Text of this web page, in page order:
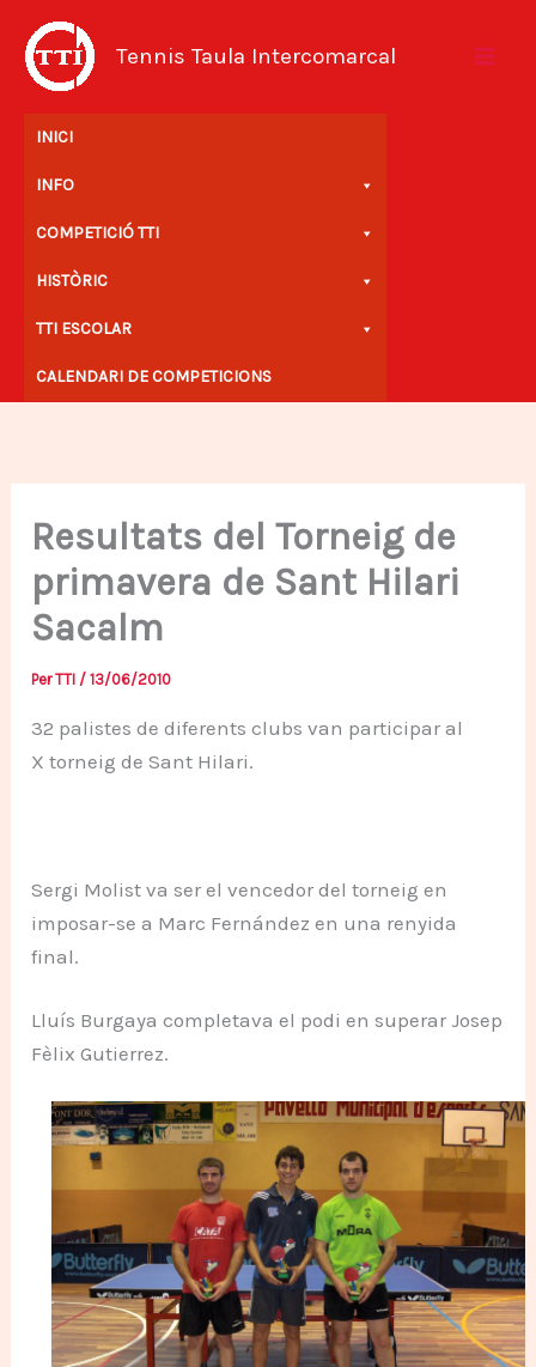
contingut
Tennis Taula Intercomarcal
INICI
INFO
COMPETICIÓ TTI
HISTÒRIC
TTI ESCOLAR
CALENDARI DE COMPETICIONS
Resultats del Torneig de
primavera de Sant Hilari
Sacalm
Per TTI /13/06/2010
32 palistes de diferents clubs van participar al
X torneig de Sant Hilari.
Sergi Molist va ser el vencedor del torneig en
imposar-se a Marc Fernández en una renyida
final.
Lluís Burgaya completava el podi en superar Josep
Fèlix Gutierrez.